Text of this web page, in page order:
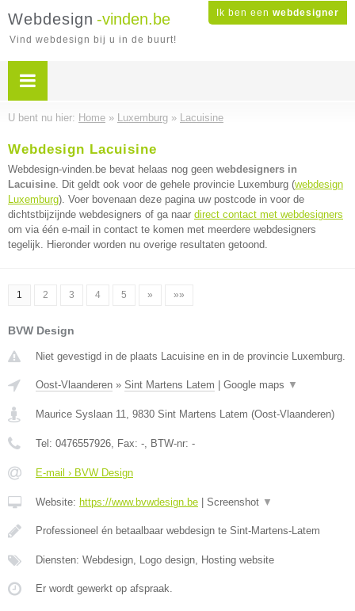
Ik ben een webdesigner
Webdesign -vinden.be
Vind webdesign bij u in de buurt!
U bent nu hier: Home » Luxemburg » Lacuisine
Webdesign Lacuisine
Webdesign-vinden.be bevat helaas nog geen webdesigners in
Lacuisine. Dit geldt ook voor de gehele provincie Luxemburg (webdesign
Luxemburg). Voer bovenaan deze pagina uw postcode in voor de
dichtstbijzijnde webdesigners of ga naar direct contact met webdesigners
om via één e-mail in contact te komen met meerdere webdesigners
tegelijk. Hieronder worden nu overige resultaten getoond.
1 2 3 4 5 » »»
BVW Design
Niet gevestigd in de plaats Lacuisine en in de provincie Luxemburg.
Oost-Vlaanderen » Sint Martens Latem Google maps ▼
Maurice Syslaan 11, 9830 Sint Martens Latem (Oost-Vlaanderen)
Tel: 0476557926, Fax: -, BTW-nr: -
E-mail › BVW Design
Website: https://www.bvwdesign.be Screenshot ▼
Professioneel én betaalbaar webdesign te Sint-Martens-Latem
Diensten: Webdesign, Logo design, Hosting website
Er wordt gewerkt op afspraak.